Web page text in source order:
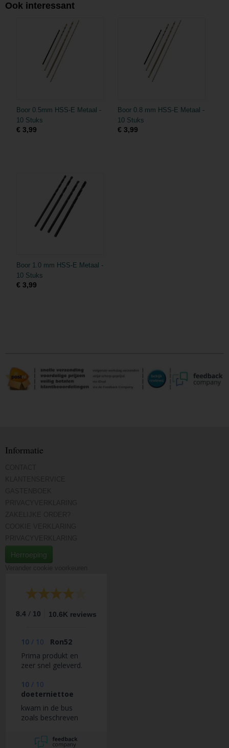
Ook interessant
Boor 0.5mm HSS-E Metaal -
10 Stuks
€ 3,99
Boor 0.8 mm HSS-E Metaal -
10 Stuks
€ 3,99
Boor 1.0 mm HSS-E Metaal -
10 Stuks
€ 3,99
Informatie
Herroeping
8.4 / 10 10.6K reviews
10 / 10
Ron52
Prima produkt en
zeer snel geleverd.
10 / 10
doeterniettoe
kwam in de bus
zoals beschreven